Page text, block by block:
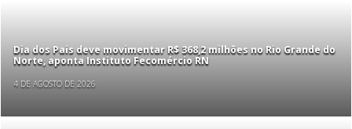
Dia dos Pais deve movimentar R$ 368,2 milhões no Rio Grande do
Norte, aponta Instituto Fecomércio RN
4 DE AGOSTO DE 2026